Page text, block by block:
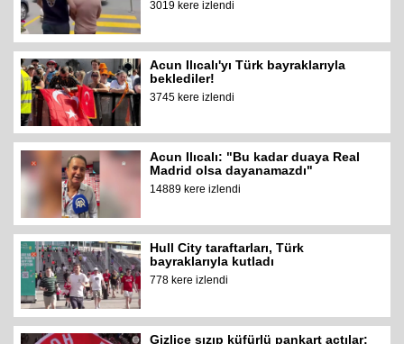
3019 kere izlendi
Acun Ilıcalı'yı Türk bayraklarıyla
beklediler!
3745 kere izlendi
Acun Ilıcalı: "Bu kadar duaya Real
Madrid olsa dayanamazdı"
14889 kere izlendi
Hull City taraftarları, Türk
bayraklarıyla kutladı
778 kere izlendi
Gizlice sızıp küfürlü pankart açtılar: